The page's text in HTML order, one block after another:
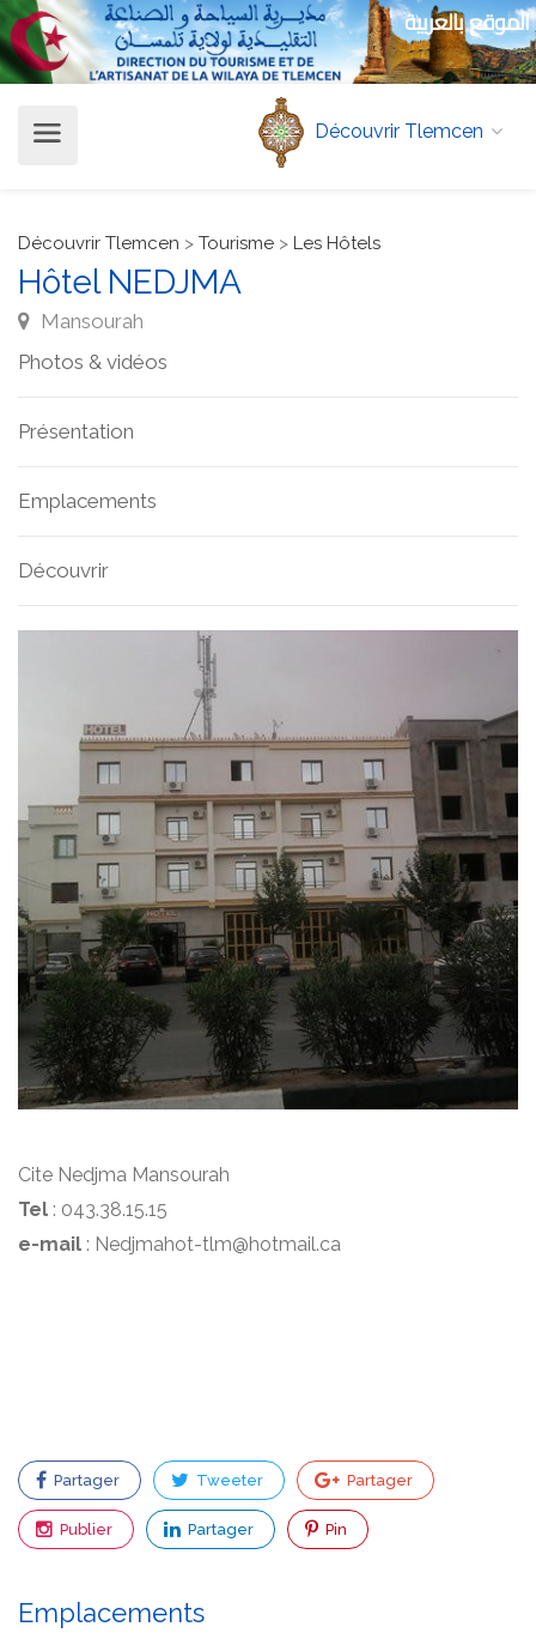
الموقع بالعربية
Découvrir Tlemcen
Découvrir Tlemcen > Tourisme > Les Hôtels
Hôtel NEDJMA
Mansourah
Photos & vidéos
Présentation
Emplacements
Découvrir
Cite Nedjma Mansourah
Tel : 043.38.15.15
e-mail : Nedjmahot-tlm@hotmail.ca
Partager Tweeter Partager
Publier Partager Pin
Emplacements